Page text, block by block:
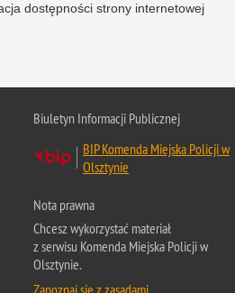
dostępności strony internetowej
Biuletyn Informacji Publicznej
BIP Komenda Miejska Policji w
Olsztynie
Nota prawna
Chcesz wykorzystać materiał
z serwisu Komenda Miejska Policji w
Olsztynie.